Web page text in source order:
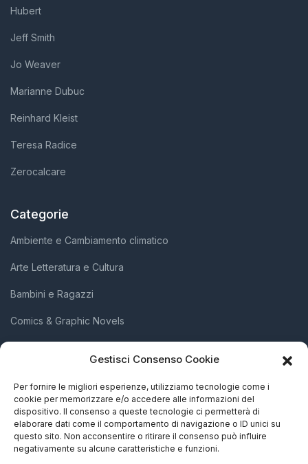
Gestisci Consenso Cookie
Per fornire le migliori esperienze, utilizziamo tecnologie come i
cookie per memorizzare e/o accedere alle informazioni del
dispositivo. Il consenso a queste tecnologie ci permetterà di
elaborare dati come il comportamento di navigazione o ID unici su
questo sito. Non acconsentire o ritirare il consenso può influire
negativamente su alcune caratteristiche e funzioni.
Hubert
Jeff Smith
Jo Weaver
Marianne Dubuc
Reinhard Kleist
Teresa Radice
Zerocalcare
Categorie
Ambiente e Cambiamento climatico
Arte Letteratura e Cultura
Bambini e Ragazzi
Comics & Graphic Novels
Società e Attivismo
Storia Biografie e Memorie